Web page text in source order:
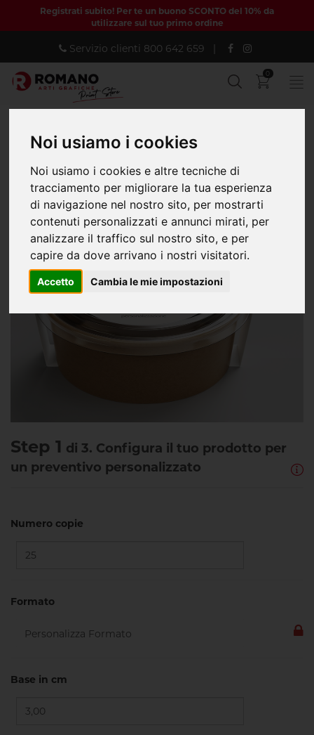
Noi usiamo i cookies
Noi usiamo i cookies e altre tecniche di
tracciamento per migliorare la tua esperienza
di navigazione nel nostro sito, per mostrarti
contenuti personalizzati e annunci mirati, per
analizzare il traffico sul nostro sito, e per
capire da dove arrivano i nostri visitatori.
Accetto Cambia le mie impostazioni
Registrati subito! Per te un buono SCONTO del 10% da
utilizzare sul tuo primo ordine
Servizio clienti 800 642 659
0
Home AGROALIMENTARE Etichette
Etichette NON adesive
Step 1 di 3. Configura il tuo prodotto per
un preventivo personalizzato
Numero copie
Formato
Base in cm